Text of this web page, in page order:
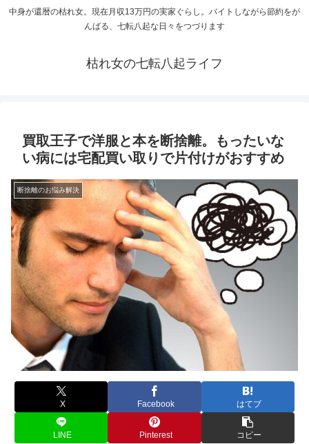
中身が還暦の枯れ女。現在月収13万円の実家ぐらし。バイトしながら節約をが
んばる、七転八起な日々をつづります
枯れ女の七転八起ライフ
買取王子で洋服と本を断捨離。もったいな
い病には宅配買い取りで片付けがおすすめ
断捨離のお悩み解決
X Facebook はてブ
LINE Pinterest コピー